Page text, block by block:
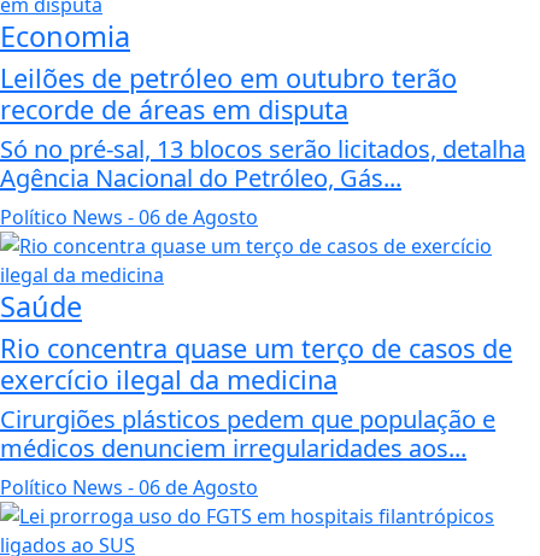
Economia
Leilões de petróleo em outubro terão
recorde de áreas em disputa
Só no pré-sal, 13 blocos serão licitados, detalha
Agência Nacional do Petróleo, Gás...
Político News - 06 de Agosto
Saúde
Rio concentra quase um terço de casos de
exercício ilegal da medicina
Cirurgiões plásticos pedem que população e
médicos denunciem irregularidades aos...
Político News - 06 de Agosto